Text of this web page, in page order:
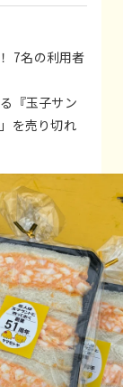
7名の利用者
『玉子サン
を売り切れ